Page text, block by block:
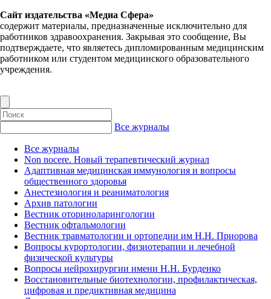
Сайт издательства «Медиа Сфера»
содержит материалы, предназначенные исключительно для
работников здравоохранения. Закрывая это сообщение, Вы
подтверждаете, что являетесь дипломированным медицинским
работником или студентом медицинского образовательного
учреждения.
Все журналы
Все журналы
Non nocere. Новый терапевтический журнал
Адаптивная медицинская иммунология и вопросы
общественного здоровья
Анестезиология и реаниматология
Архив патологии
Вестник оториноларингологии
Вестник офтальмологии
Вестник травматологии и ортопедии им Н.Н. Приорова
Вопросы курортологии, физиотерапии и лечебной
физической культуры
Вопросы нейрохирургии имени Н.Н. Бурденко
Восстановительные биотехнологии, профилактическая,
цифровая и предиктивная медицина